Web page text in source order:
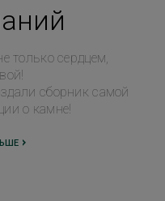
только сердцем,
сборник самой
о камне!